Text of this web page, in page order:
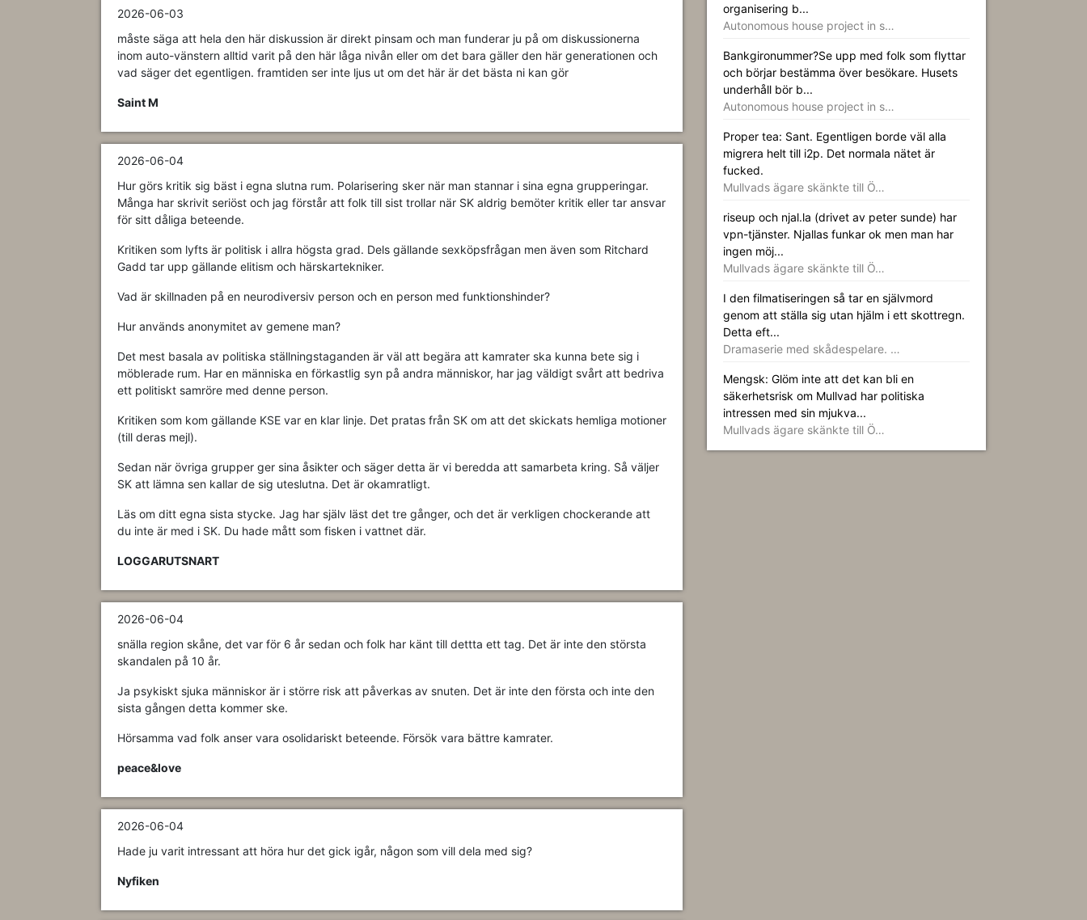
2026-06-03
måste säga att hela den här diskussion är direkt pinsam och man funderar ju på om diskussionerna
inom auto-vänstern alltid varit på den här låga nivån eller om det bara gäller den här generationen och
vad säger det egentligen. framtiden ser inte ljus ut om det här är det bästa ni kan gör
Saint M
2026-06-04
Hur görs kritik sig bäst i egna slutna rum. Polarisering sker när man stannar i sina egna grupperingar.
Många har skrivit seriöst och jag förstår att folk till sist trollar när SK aldrig bemöter kritik eller tar ansvar
för sitt dåliga beteende.
Kritiken som lyfts är politisk i allra högsta grad. Dels gällande sexköpsfrågan men även som Ritchard
Gadd tar upp gällande elitism och härskartekniker.
Vad är skillnaden på en neurodiversiv person och en person med funktionshinder?
Hur används anonymitet av gemene man?
Det mest basala av politiska ställningstaganden är väl att begära att kamrater ska kunna bete sig i
möblerade rum. Har en människa en förkastlig syn på andra människor, har jag väldigt svårt att bedriva
ett politiskt samröre med denne person.
Kritiken som kom gällande KSE var en klar linje. Det pratas från SK om att det skickats hemliga motioner
(till deras mejl).
Sedan när övriga grupper ger sina åsikter och säger detta är vi beredda att samarbeta kring. Så väljer
SK att lämna sen kallar de sig uteslutna. Det är okamratligt.
Läs om ditt egna sista stycke. Jag har själv läst det tre gånger, och det är verkligen chockerande att
du inte är med i SK. Du hade mått som fisken i vattnet där.
LOGGARUTSNART
2026-06-04
snälla region skåne, det var för 6 år sedan och folk har känt till dettta ett tag. Det är inte den största
skandalen på 10 år.
Ja psykiskt sjuka människor är i större risk att påverkas av snuten. Det är inte den första och inte den
sista gången detta kommer ske.
Hörsamma vad folk anser vara osolidariskt beteende. Försök vara bättre kamrater.
peace&love
2026-06-04
Hade ju varit intressant att höra hur det gick igår, någon som vill dela med sig?
Nyfiken
organisering b...
Autonomous house project in s…
Bankgironummer?Se upp med folk som flyttar
och börjar bestämma över besökare. Husets
underhåll bör b...
Autonomous house project in s…
Proper tea: Sant. Egentligen borde väl alla
migrera helt till i2p. Det normala nätet är
fucked.
Mullvads ägare skänkte till Ö…
riseup och njal.la (drivet av peter sunde) har
vpn-tjänster. Njallas funkar ok men man har
ingen möj...
Mullvads ägare skänkte till Ö…
I den filmatiseringen så tar en självmord
genom att ställa sig utan hjälm i ett skottregn.
Detta eft...
Dramaserie med skådespelare. …
Mengsk: Glöm inte att det kan bli en
säkerhetsrisk om Mullvad har politiska
intressen med sin mjukva...
Mullvads ägare skänkte till Ö…